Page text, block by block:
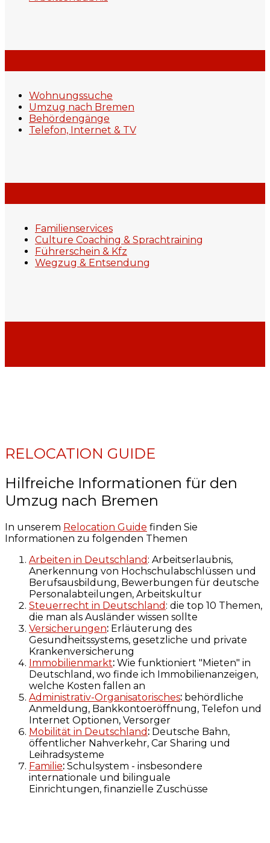
Wohnungssuche
Umzug nach Bremen
Behördengänge
Telefon, Internet & TV
Familienservices
Culture Coaching & Sprachtraining
Führerschein & Kfz
Wegzug & Entsendung
RELOCATION GUIDE
Hilfreiche Informationen für den
Umzug nach Bremen
In unserem Relocation Guide finden Sie
Informationen zu folgenden Themen
Arbeiten in Deutschland : Arbeitserlaubnis,
Anerkennung von Hochschulabschlüssen und
Berufsausbildung, Bewerbungen für deutsche
Personalabteilungen, Arbeitskultur
Steuerrecht in Deutschland : die top 10 Themen,
die man als Ausländer wissen sollte
Versicherungen: Erläuterung des
Gesundheitssystems, gesetzliche und private
Krankenversicherung
Immobilienmarkt: Wie funktioniert "Mieten" in
Deutschland, wo finde ich Immobilienanzeigen,
welche Kosten fallen an
Administrativ-Organisatorisches: behördliche
Anmeldung, Bankkontoeröffnung, Telefon und
Internet Optionen, Versorger
Mobilität in Deutschland: Deutsche Bahn,
öffentlicher Nahverkehr, Car Sharing und
Leihradsysteme
Familie: Schulsystem - insbesondere
internationale und bilinguale
Einrichtungen, finanzielle Zuschüsse